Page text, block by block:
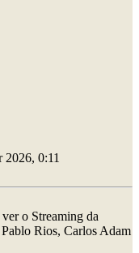
0:11
o Streaming da
Rios, Carlos Adam